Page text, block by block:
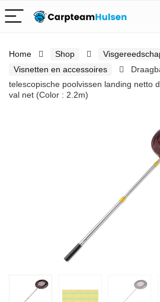
Home Shop
Visnetten en accessoires
telescopische poolvissen landing netto
val net (Color : 2.2m)